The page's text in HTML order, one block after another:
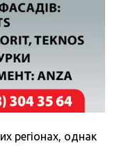
регіонах, однак